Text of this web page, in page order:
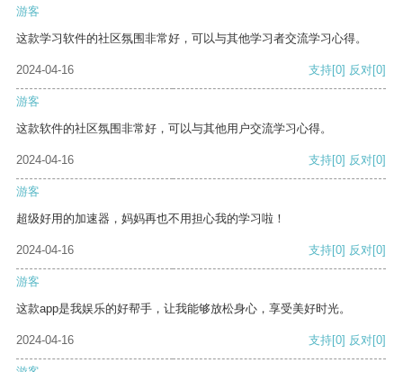
游客
这款学习软件的社区氛围非常好，可以与其他学习者交流学习心得。
2024-04-16 支持[0] 反对[0]
游客
这款软件的社区氛围非常好，可以与其他用户交流学习心得。
2024-04-16 支持[0] 反对[0]
游客
超级好用的加速器，妈妈再也不用担心我的学习啦！
2024-04-16 支持[0] 反对[0]
游客
这款app是我娱乐的好帮手，让我能够放松身心，享受美好时光。
2024-04-16 支持[0] 反对[0]